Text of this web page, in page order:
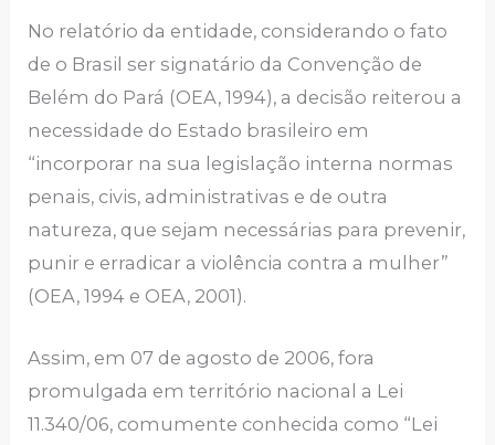
No relatório da entidade, considerando o fato
de o Brasil ser signatário da Convenção de
Belém do Pará (OEA, 1994), a decisão reiterou a
necessidade do Estado brasileiro em
“incorporar na sua legislação interna normas
penais, civis, administrativas e de outra
natureza, que sejam necessárias para prevenir,
punir e erradicar a violência contra a mulher”
(OEA, 1994 e OEA, 2001).
Assim, em 07 de agosto de 2006, fora
promulgada em território nacional a Lei
11.340/06, comumente conhecida como “Lei